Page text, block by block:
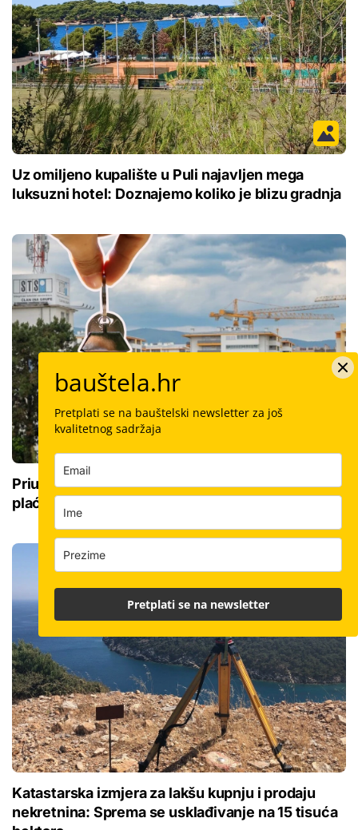
Uz omiljeno kupalište u Puli najavljen mega
luksuzni hotel: Doznajemo koliko je blizu gradnja
Priuštivi najam: Majka i dvoje djece 53 kvadrata
plaćaju 339 eura, ostalo vlasniku daje država
Katastarska izmjera za lakšu kupnju i prodaju
nekretnina: Sprema se usklađivanje na 15 tisuća
bauštela.hr
Pretplati se na bauštelski newsletter za još
kvalitetnog sadržaja
Pretplati se na newsletter